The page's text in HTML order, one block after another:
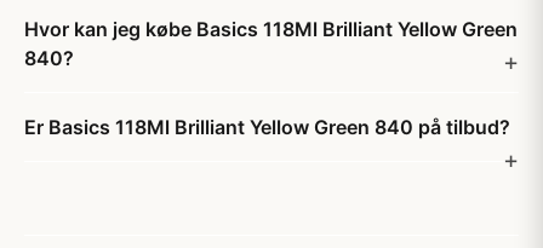
Hvor kan jeg købe Basics 118Ml Brilliant Yellow Green
840?
Er Basics 118Ml Brilliant Yellow Green 840 på tilbud?